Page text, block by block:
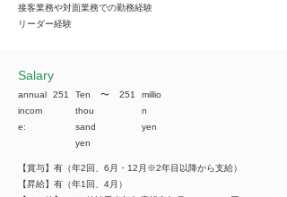
接客業務や対面業務での勤務経験
リーダー経験
​Salary
annual
incom
e:
251
Ten
thou
sand
yen
​〜 251
millio
n
yen
【賞与】有（年2回、6月・12月※2年目以降から支給）
【昇給】有（年1回、4月）